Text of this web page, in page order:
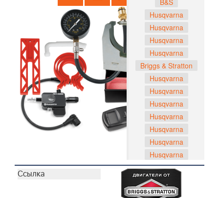
Husqvarna
Husqvarna
Husqvarna
Husqvarna
Briggs & Stratton
Husqvarna
Husqvarna
Husqvarna
Husqvarna
Husqvarna
Husqvarna
Husqvarna
Husqvarna
Husqvarna
Husqvarna